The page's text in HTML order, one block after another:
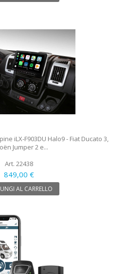
iLX-F903DU Halo9 - Fiat Ducato 3,
Jumper 2 e...
Art. 22438
849,00 €
AL CARRELLO